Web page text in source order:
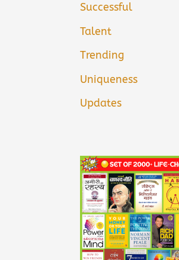
Successful
Talent
Trending
Uniqueness
Updates